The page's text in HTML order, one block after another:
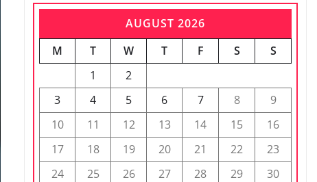
AUGUST 2026
M
T W T F S
S
1
2
3
4 5 6 7 8
9
10
11 12 13 14 15
16
17
18 19 20 21 22
23
24
25 26 27 28 29
30